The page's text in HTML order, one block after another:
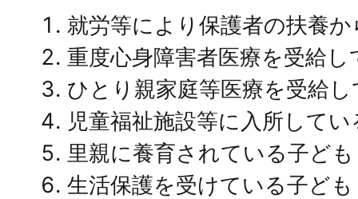
就労等により保護者の扶養
重度心身障害者医療を受給
ひとり親家庭等医療を受給
児童福祉施設等に入所して
里親に養育されている子ども
生活保護を受けている子ども